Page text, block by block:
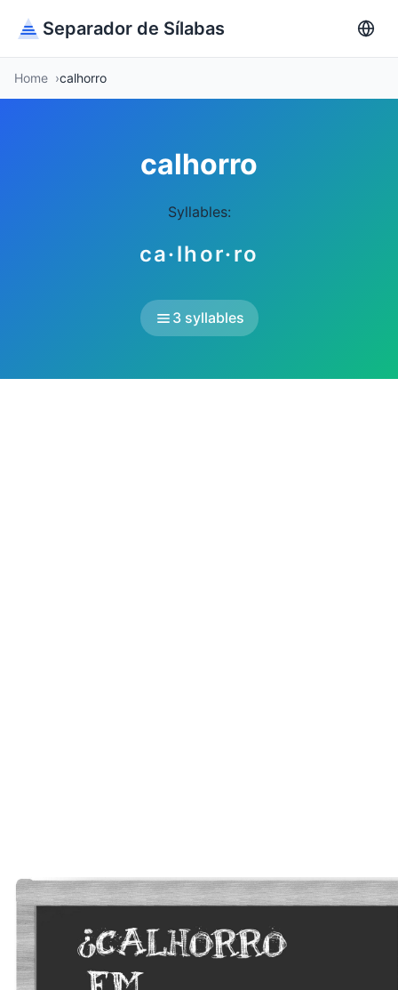
Separador de Sílabas
Home calhorro
calhorro
Syllables:
ca·lhor·ro
3 syllables